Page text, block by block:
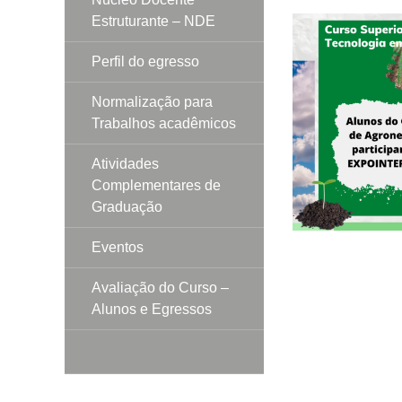
Estruturante – NDE
Perfil do egresso
Normalização para
Trabalhos acadêmicos
Atividades
Complementares de
Graduação
Eventos
Avaliação do Curso –
Alunos e Egressos